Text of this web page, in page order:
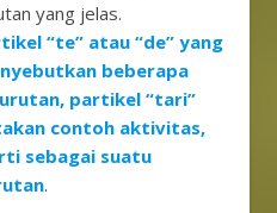
yang jelas.
“te” atau “de” yang
beberapa
partikel “tari”
contoh aktivitas,
sebagai suatu
.